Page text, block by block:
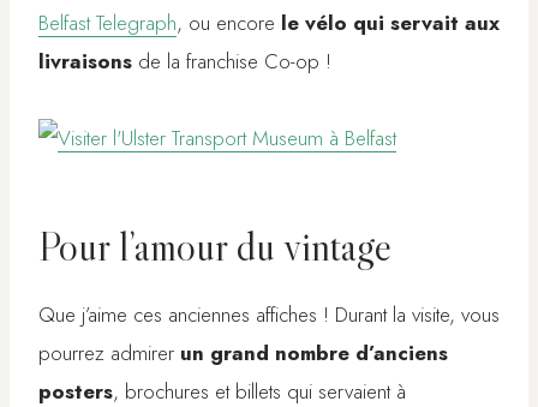
Belfast Telegraph, ou encore le vélo qui servait aux
livraisons de la franchise Co-op !
Pour l’amour du vintage
Que j’aime ces anciennes affiches ! Durant la visite, vous
pourrez admirer un grand nombre d’anciens
posters, brochures et billets qui servaient à